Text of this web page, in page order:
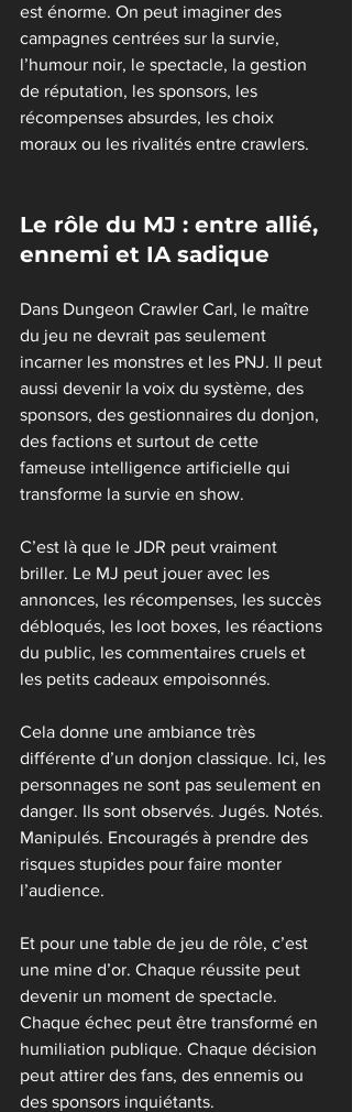
est énorme. On peut imaginer des
campagnes centrées sur la survie,
l’humour noir, le spectacle, la gestion
de réputation, les sponsors, les
récompenses absurdes, les choix
moraux ou les rivalités entre crawlers.
Le rôle du MJ : entre allié,
ennemi et IA sadique
Dans Dungeon Crawler Carl, le maître
du jeu ne devrait pas seulement
incarner les monstres et les PNJ. Il peut
aussi devenir la voix du système, des
sponsors, des gestionnaires du donjon,
des factions et surtout de cette
fameuse intelligence artificielle qui
transforme la survie en show.
C’est là que le JDR peut vraiment
briller. Le MJ peut jouer avec les
annonces, les récompenses, les succès
débloqués, les loot boxes, les réactions
du public, les commentaires cruels et
les petits cadeaux empoisonnés.
Cela donne une ambiance très
différente d’un donjon classique. Ici, les
personnages ne sont pas seulement en
danger. Ils sont observés. Jugés. Notés.
Manipulés. Encouragés à prendre des
risques stupides pour faire monter
l’audience.
Et pour une table de jeu de rôle, c’est
une mine d’or. Chaque réussite peut
devenir un moment de spectacle.
Chaque échec peut être transformé en
humiliation publique. Chaque décision
peut attirer des fans, des ennemis ou
des sponsors inquiétants.